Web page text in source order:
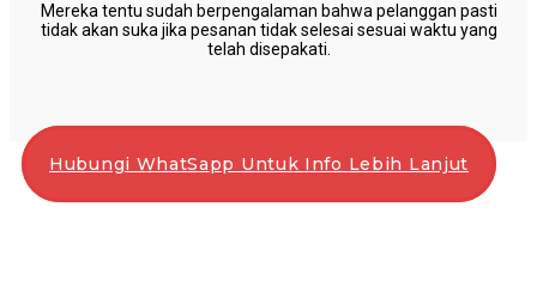
Mereka tentu sudah berpengalaman bahwa pelanggan pasti
tidak akan suka jika pesanan tidak selesai sesuai waktu yang
telah disepakati.
Hubungi WhatSapp Untuk Info Lebih Lanjut